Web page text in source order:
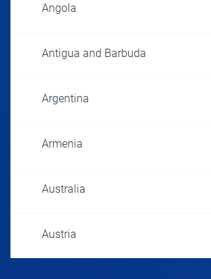
Angola
Antigua and Barbuda
Argentina
Armenia
Australia
Austria